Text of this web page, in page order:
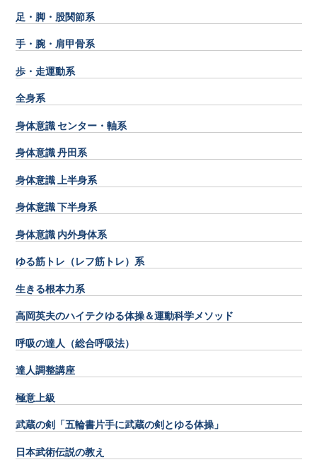
足・脚・股関節系
手・腕・肩甲骨系
歩・走運動系
全身系
身体意識 センター・軸系
身体意識 丹田系
身体意識 上半身系
身体意識 下半身系
身体意識 内外身体系
ゆる筋トレ（レフ筋トレ）系
生きる根本力系
高岡英夫のハイテクゆる体操＆運動科学メソッド
呼吸の達人（総合呼吸法）
達人調整講座
極意上級
武蔵の剣「五輪書片手に武蔵の剣とゆる体操」
日本武術伝説の教え